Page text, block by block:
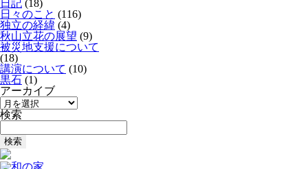
日記 (18)
日々のこと (116)
独立の経緯 (4)
秋山立花の展望 (9)
被災地支援について
(18)
講演について (10)
黒石 (1)
アーカイブ
ア
ー
カ
イ
ブ
検索
検
索: